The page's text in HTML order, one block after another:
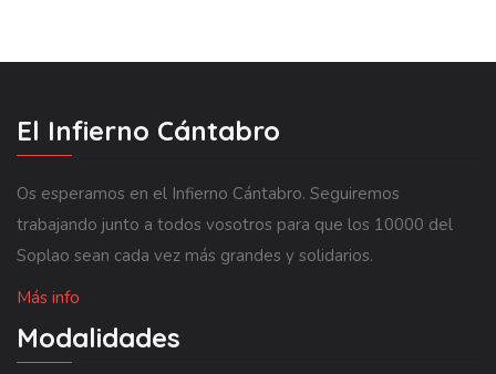
El Infierno Cántabro
Os esperamos en el Infierno Cántabro. Seguiremos
trabajando junto a todos vosotros para que los 10000 del
Soplao sean cada vez más grandes y solidarios.
Más info
Modalidades